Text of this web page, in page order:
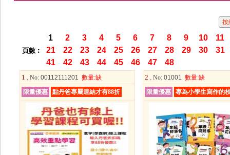
頁數︰
1 2 3 4 5 6 7 8 9 10
11
21
22 23 24 25 26 27 28 29 30
31
41
42 43 44 45 46 47 48
1 . No: 00112111201 數量:缺
限量優惠
點丹爸專屬連結才有88折
2 . No: 01001 數量:缺
限量優惠
專為小學生寫作的